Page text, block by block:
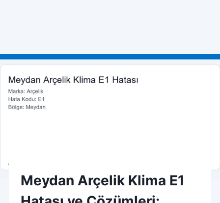
to
Meydan Arçelik Klima E1